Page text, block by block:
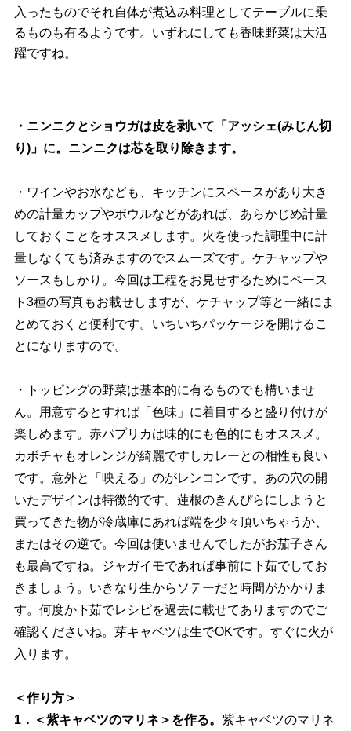
入ったものでそれ自体が煮込み料理としてテーブルに乗
るものも有るようです。いずれにしても香味野菜は大活
躍ですね。
・ニンニクとショウガは皮を剥いて「アッシェ(みじん切
り)」に。ニンニクは芯を取り除きます。
・ワインやお水なども、キッチンにスペースがあり大き
めの計量カップやボウルなどがあれば、あらかじめ計量
しておくことをオススメします。火を使った調理中に計
量しなくても済みますのでスムーズです。ケチャップ
ソースもしかり。今回は工程をお見せするためにペース
ト3種の写真もお載せしますが、ケチャップ等と一緒にま
とめておくと便利です。いちいちパッケージを開けるこ
とになりますので。
・トッピングの野菜は基本的に有るものでも構いませ
ん。用意するとすれば「色味」に着目すると盛り付けが
楽しめます。赤パプリカは味的にも色的にもオススメ。
カボチャもオレンジが綺麗ですしカレーとの相性も良い
です。意外と「映える」のがレンコンです。あの穴の開
いたデザインは特徴的です。蓮根のきんぴらにしようと
買ってきた物が冷蔵庫にあれば端を少々頂いちゃうか、
またはその逆で。今回は使いませんでしたがお茄子さん
も最高ですね。ジャガイモであれば事前に下茹でしてお
きましょう。いきなり生からソテーだと時間がかかりま
す。何度か下茹でレシピを過去に載せてありますのでご
確認くださいね。芽キャベツは生でOKです。すぐに火が
入ります。
＜作り方＞
1．＜紫キャベツのマリネ＞を作る。 紫キャベツのマリネ